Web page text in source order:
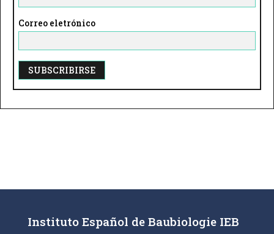
Correo eletrónico
a
Instituto Español de Baubiologie IEB